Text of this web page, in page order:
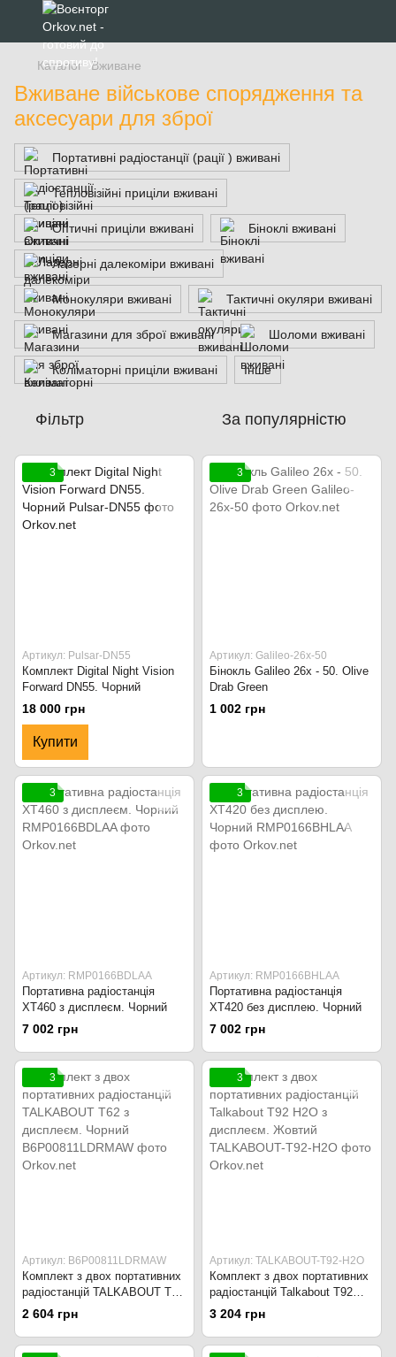
Каталог Вживане
Вживане військове спорядження та
аксесуари для зброї
Портативні радіостанції (рації ) вживані
Тепловізійні приціли вживані
Оптичні приціли вживані Біноклі вживані
Лазерні далекоміри вживані
Монокуляри вживані Тактичні окуляри вживані
Магазини для зброї вживані Шоломи вживані
Коліматорні приціли вживані Інше
Фільтр За популярністю
3
Артикул: Pulsar-DN55
Комплект Digital Night Vision
Forward DN55. Чорний
18 000 грн
Купити
3
Артикул: Galileo-26x-50
Бінокль Galileo 26x - 50. Olive
Drab Green
1 002 грн
3
Артикул: RMP0166BDLAA
Портативна радіостанція
XT460 з дисплеєм. Чорний
7 002 грн
3
Артикул: RMP0166BHLAA
Портативна радіостанція
XT420 без дисплею. Чорний
7 002 грн
3
Артикул: B6P00811LDRMAW
Комплект з двох портативних
радіостанцій TALKABOUT T62
з дисплеєм. Чорний
2 604 грн
3
Артикул: TALKABOUT-T92-H2O
Комплект з двох портативних
радіостанцій Talkabout T92
H2O з дисплеєм. Жовтий
3 204 грн